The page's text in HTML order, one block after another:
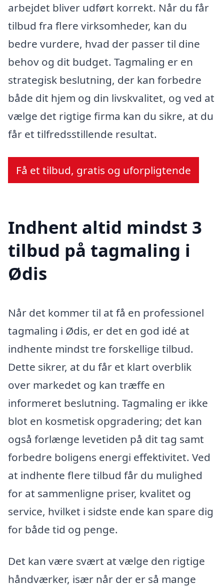
arbejdet bliver udført korrekt. Når du får
tilbud fra flere virksomheder, kan du
bedre vurdere, hvad der passer til dine
behov og dit budget. Tagmaling er en
strategisk beslutning, der kan forbedre
både dit hjem og din livskvalitet, og ved at
vælge det rigtige firma kan du sikre, at du
får et tilfredsstillende resultat.
Få et tilbud, gratis og uforpligtende
Indhent altid mindst 3
tilbud på tagmaling i
Ødis
Når det kommer til at få en professionel
tagmaling i Ødis, er det en god idé at
indhente mindst tre forskellige tilbud.
Dette sikrer, at du får et klart overblik
over markedet og kan træffe en
informeret beslutning. Tagmaling er ikke
blot en kosmetisk opgradering; det kan
også forlænge levetiden på dit tag samt
forbedre boligens energi effektivitet. Ved
at indhente flere tilbud får du mulighed
for at sammenligne priser, kvalitet og
service, hvilket i sidste ende kan spare dig
for både tid og penge.
Det kan være svært at vælge den rigtige
håndværker, især når der er så mange